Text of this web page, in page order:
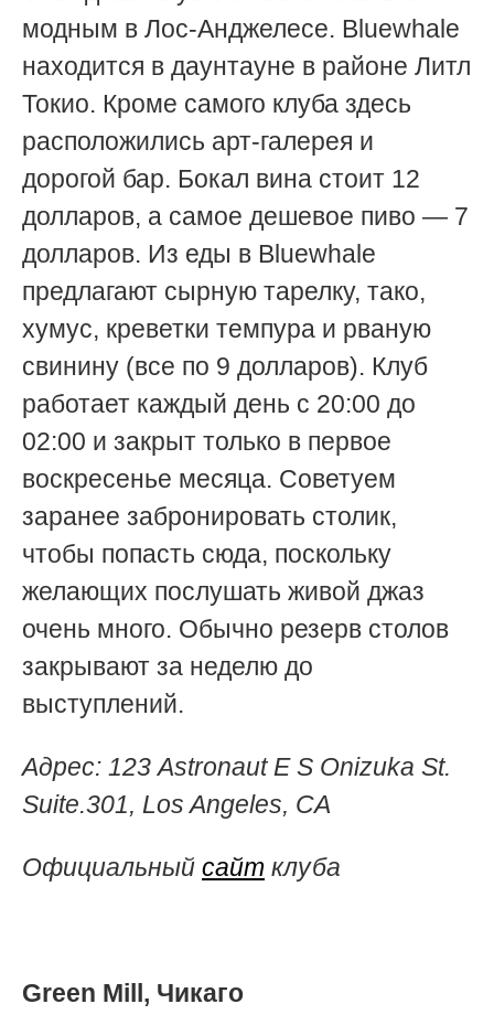
модным в Лос-Анджелесе. Bluеwhale
находится в даунтауне в районе Литл
Токио. Кроме самого клуба здесь
расположились арт-галерея и
дорогой бар. Бокал вина стоит 12
долларов, а самое дешевое пиво — 7
долларов. Из еды в Bluеwhale
предлагают сырную тарелку, тако,
хумус, креветки темпура и рваную
свинину (все по 9 долларов). Клуб
работает каждый день с 20:00 до
02:00 и закрыт только в первое
воскресенье месяца. Советуем
заранее забронировать столик,
чтобы попасть сюда, поскольку
желающих послушать живой джаз
очень много. Обычно резерв столов
закрывают за неделю до
выступлений.
Адрес: 123 Astronaut E S Onizuka St.
Suite.301, Los Angeles, CA
Официальный сайт клуба
Green Mill, Чикаго